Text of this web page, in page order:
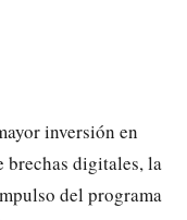
inversión en
brechas digitales, la
del programa